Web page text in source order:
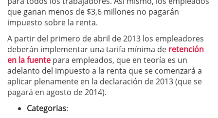
que ganan menos de $3,6 millones no pagarán
impuesto sobre la renta.
A partir del primero de abril de 2013 los empleadores
deberán implementar una tarifa mínima de retención
en la fuente para empleados, que en teoría es un
adelanto del impuesto a la renta que se comenzará a
aplicar plenamente en la declaración de 2013 (que se
pagará en agosto de 2014).
Categorias: